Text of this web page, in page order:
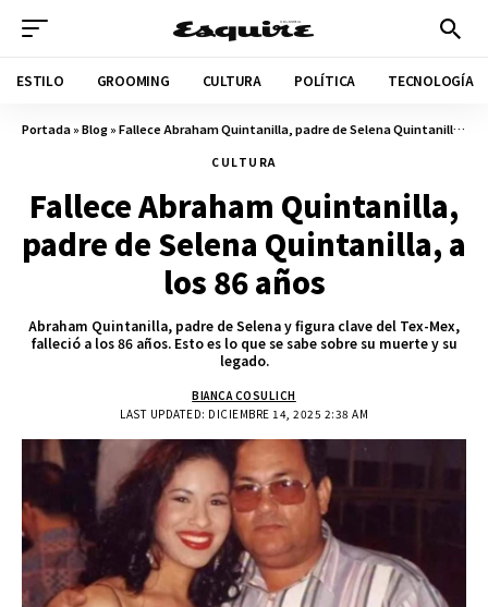
ESTILO GROOMING CULTURA POLÍTICA TECNOLOGÍA
Portada»Blog»Fallece Abraham Quintanilla, padre de Selena Quintanilla, a los 86 años
CULTURA
Fallece Abraham Quintanilla,
padre de Selena Quintanilla, a
los 86 años
Abraham Quintanilla, padre de Selena y figura clave del Tex-Mex,
falleció a los 86 años. Esto es lo que se sabe sobre su muerte y su
legado.
LAST UPDATED: DICIEMBRE 14, 2025 2:38 AM
BIANCA COSULICH